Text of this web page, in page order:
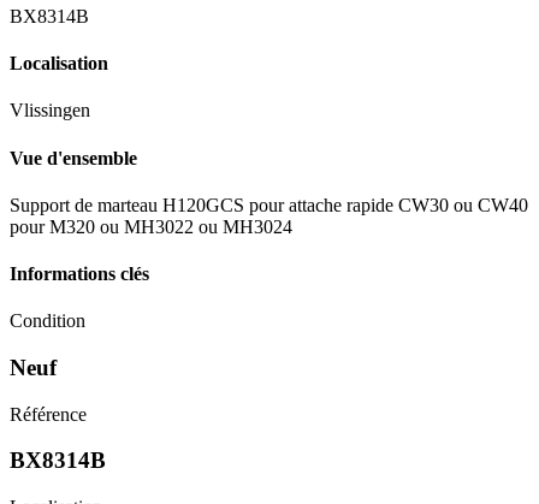
BX8314B
Localisation
Vlissingen
Vue d'ensemble
Support de marteau H120GCS pour attache rapide CW30 ou CW40
pour M320 ou MH3022 ou MH3024
Informations clés
Condition
Neuf
Référence
BX8314B